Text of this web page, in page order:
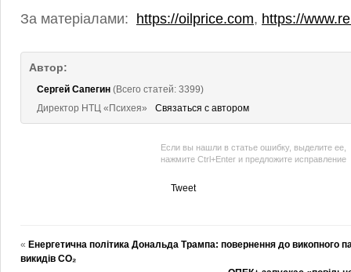
За матеріалами: https://oilprice.com, https://
Автор:
Сергей Сапегин (Всего статей: 3399)
Директор НТЦ «Психея»
Связаться с автором
Если вы нашли в статье ошибку, выделите ее,
нажмите Ctrl+Enter и предложите исправление
Tweet
« Енергетична політика Дональда Трампа: повернення до викопного
викидів СО₂